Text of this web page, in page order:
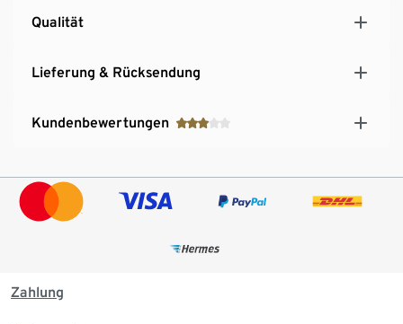
Qualität
Lieferung & Rücksendung
Kundenbewertungen
Zahlung